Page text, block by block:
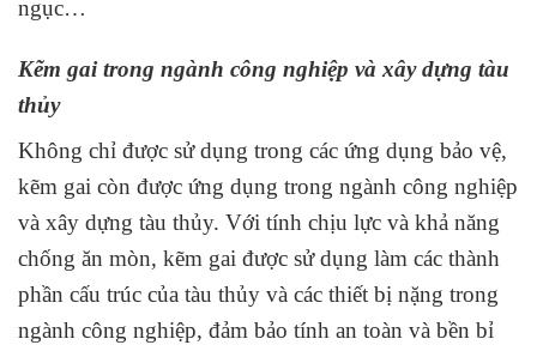
ngục…
Kẽm gai trong ngành công nghiệp và xây dựng tàu
thủy
Không chỉ được sử dụng trong các ứng dụng bảo vệ,
kẽm gai còn được ứng dụng trong ngành công nghiệp
và xây dựng tàu thủy. Với tính chịu lực và khả năng
chống ăn mòn, kẽm gai được sử dụng làm các thành
phần cấu trúc của tàu thủy và các thiết bị nặng trong
ngành công nghiệp, đảm bảo tính an toàn và bền bỉ